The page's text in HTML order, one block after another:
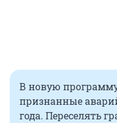
В новую
признанные
года. Переселять